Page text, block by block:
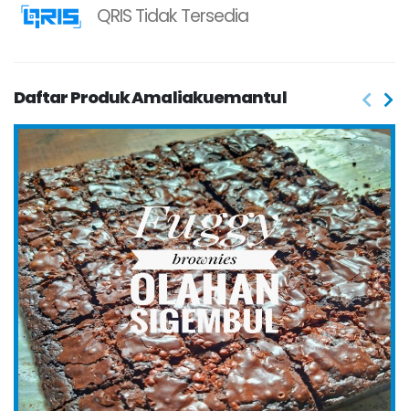
QRIS Tidak Tersedia
Daftar Produk Amaliakuemantul